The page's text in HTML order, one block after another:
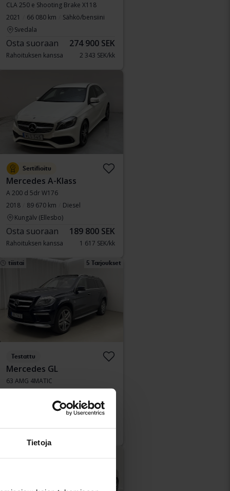
Tietoja
CLA 250 e Shooting Brake X118
2021
66 080 km
Sähkö/bensiini
Svedala
Osta suoraan 274 900 SEK
Rahoituksen kanssa 2 343 SEK/kk
Sertifioitu
Mercedes A-Klass
A 200 d 5dr W176
2018
89 670 km
Diesel
Kungälv (Ellesbo)
Osta suoraan 189 800 SEK
Rahoituksen kanssa 1 617 SEK/kk
tiistai 5 Tarjoukset
Testattu
Mercedes GL
63 AMG 4MATIC
Åkersberga (Runö)
250 500 SEK